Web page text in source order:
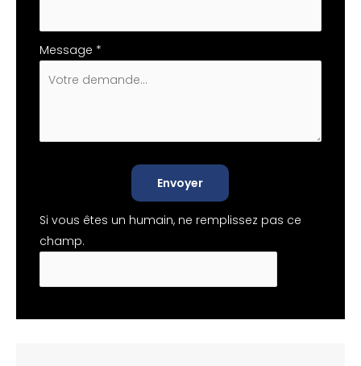
Message *
Envoyer
Si vous êtes un humain, ne remplissez pas ce
champ.